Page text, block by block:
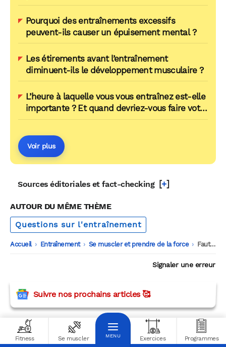
Pourquoi des entraînements excessifs
peuvent-ils causer un épuisement mental ?
Les étirements avant l’entraînement
diminuent-ils le développement musculaire ?
L’heure à laquelle vous vous entraînez est-elle
importante ? Et quand devriez-vous faire votre
cardio ?
Voir plus
Sources éditoriales et fact-checking [+]
AUTOUR DU MÊME THÈME
Questions sur l'entraînement
Accueil -
Entraînement -
Se muscler et prendre de la force -
Faut-il prendre des charges lourdes pour favoriser la croissance et la force musculaires ?
Signaler une erreur
Suivre nos prochains articles 🥰
Fitness Se muscler Exercices Programmes